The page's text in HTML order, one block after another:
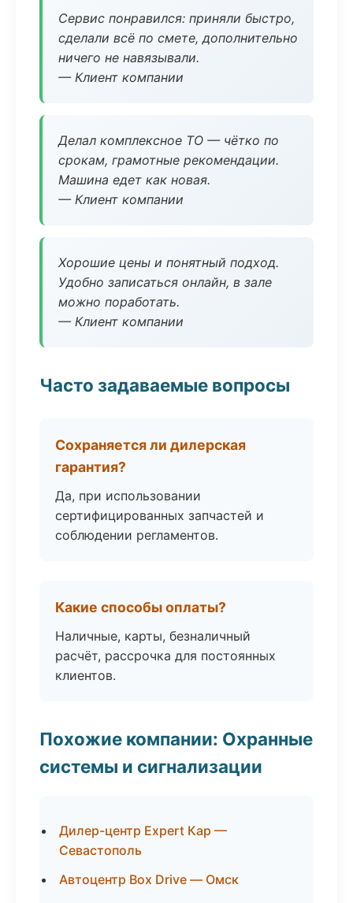
Сервис понравился: приняли быстро,
сделали всё по смете, дополнительно
ничего не навязывали.
— Клиент компании
Делал комплексное ТО — чётко по
срокам, грамотные рекомендации.
Машина едет как новая.
— Клиент компании
Хорошие цены и понятный подход.
Удобно записаться онлайн, в зале
можно поработать.
— Клиент компании
Часто задаваемые вопросы
Сохраняется ли дилерская
гарантия?
Да, при использовании
сертифицированных запчастей и
соблюдении регламентов.
Какие способы оплаты?
Наличные, карты, безналичный
расчёт, рассрочка для постоянных
клиентов.
Похожие компании: Охранные
системы и сигнализации
Дилер-центр Expert Кар —
Севастополь
Автоцентр Box Drive — Омск